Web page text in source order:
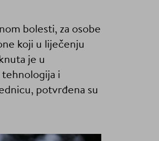
bolesti, za osobe
koji u liječenju
je u
i
potvrđena su